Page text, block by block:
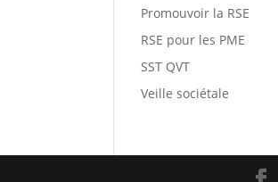
Promouvoir la RSE
RSE pour les PME
SST QVT
Veille sociétale